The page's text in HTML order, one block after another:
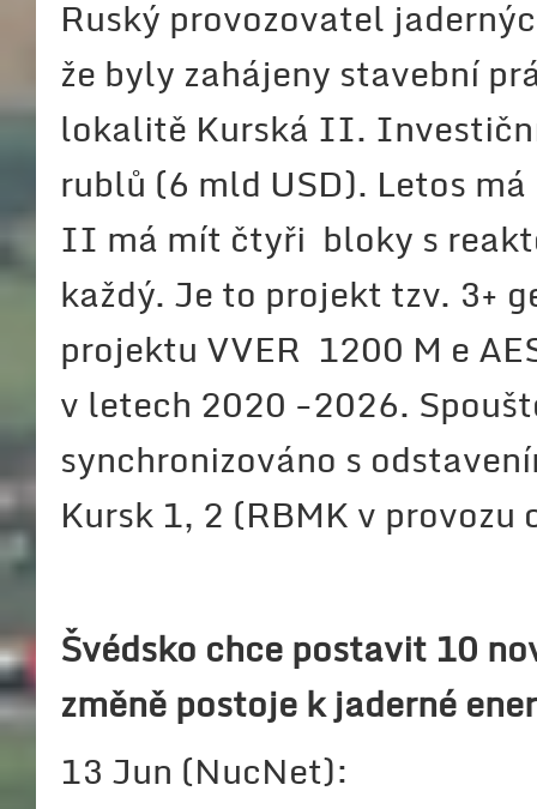
Ruský provozovatel
že byly zahájeny stavební
lokalitě Kurská II.
rublů (6 mld USD). Letos
II má mít čtyři bloky s
každý. Je to projekt tzv. 3+
projektu VVER 1200 M e
v letech 2020 -2026.
synchronizováno s
Kursk 1, 2 (RBMK v
Švédsko chce postavit 10
změně postoje k jaderné
13 Jun (NucNet):